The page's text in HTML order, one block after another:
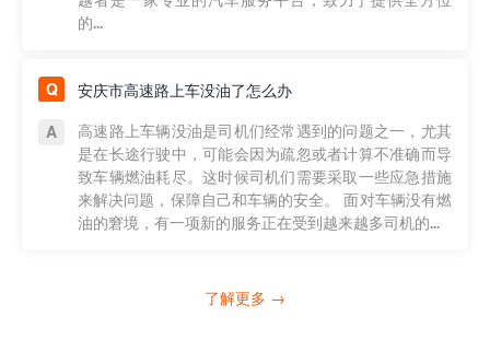
的...
安庆市高速路上车没油了怎么办
高速路上车辆没油是司机们经常遇到的问题之一，尤其
是在长途行驶中，可能会因为疏忽或者计算不准确而导
致车辆燃油耗尽。这时候司机们需要采取一些应急措施
来解决问题，保障自己和车辆的安全。 面对车辆没有燃
油的窘境，有一项新的服务正在受到越来越多司机的...
了解更多 →